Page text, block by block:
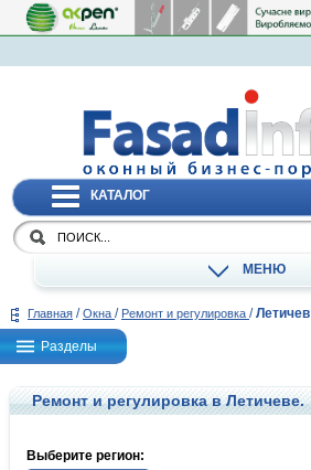
КАТАЛОГ
МЕНЮ
Главная / Окна / Ремонт и регулировка / Летичев
Разделы
Ремонт и регулировка в Летичеве.
Выберите регион: